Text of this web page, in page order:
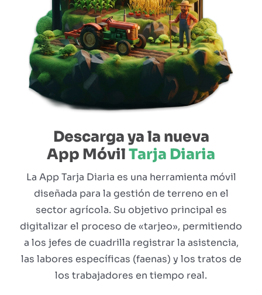
Descarga ya la nueva
App MóvilTarja Diaria
La App Tarja Diaria es una herramienta móvil
diseñada para la gestión de terreno en el
sector agrícola. Su objetivo principal es
digitalizar el proceso de «tarjeo», permitiendo
a los jefes de cuadrilla registrar la asistencia,
las labores específicas (faenas) y los tratos de
los trabajadores en tiempo real.